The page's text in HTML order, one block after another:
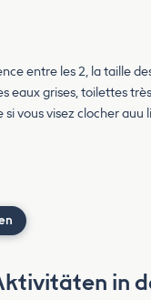
entre les 2, la taille
eaux grises, toilettes
vous visez clocher
in